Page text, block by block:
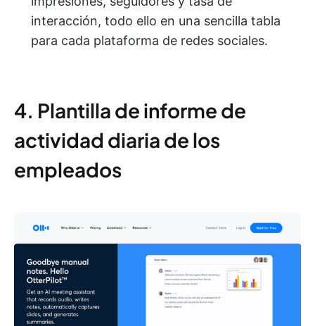
interacción, todo ello en una sencilla tabla
para cada plataforma de redes sociales.
4. Plantilla de informe de
actividad diaria de los
empleados